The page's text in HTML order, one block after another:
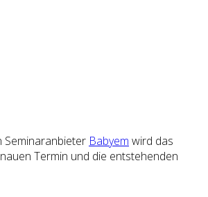
Seminaranbieter Babyem wird das
Termin und die entstehenden